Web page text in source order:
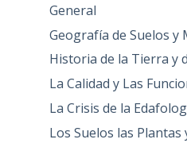
General
Geografía de Suelos y
Historia de la Tierra y
La Calidad y Las
La Crisis de la
Los Suelos las Plantas